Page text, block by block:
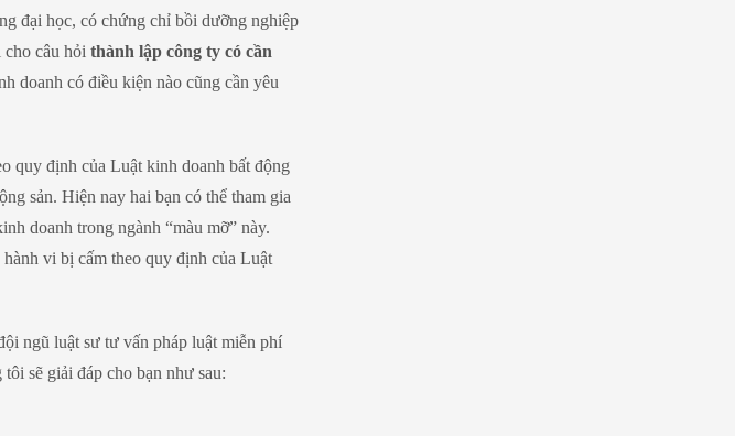
đại học, có chứng chỉ bồi dưỡng nghiệp
câu hỏi thành lập công ty có cần
doanh có điều kiện nào cũng cần yêu
quy định của Luật kinh doanh bất động
sản. Hiện nay hai bạn có thể tham gia
doanh trong ngành “màu mỡ” này.
vi bị cấm theo quy định của Luật
ngũ luật sư tư vấn pháp luật miễn phí
sẽ giải đáp cho bạn như sau: